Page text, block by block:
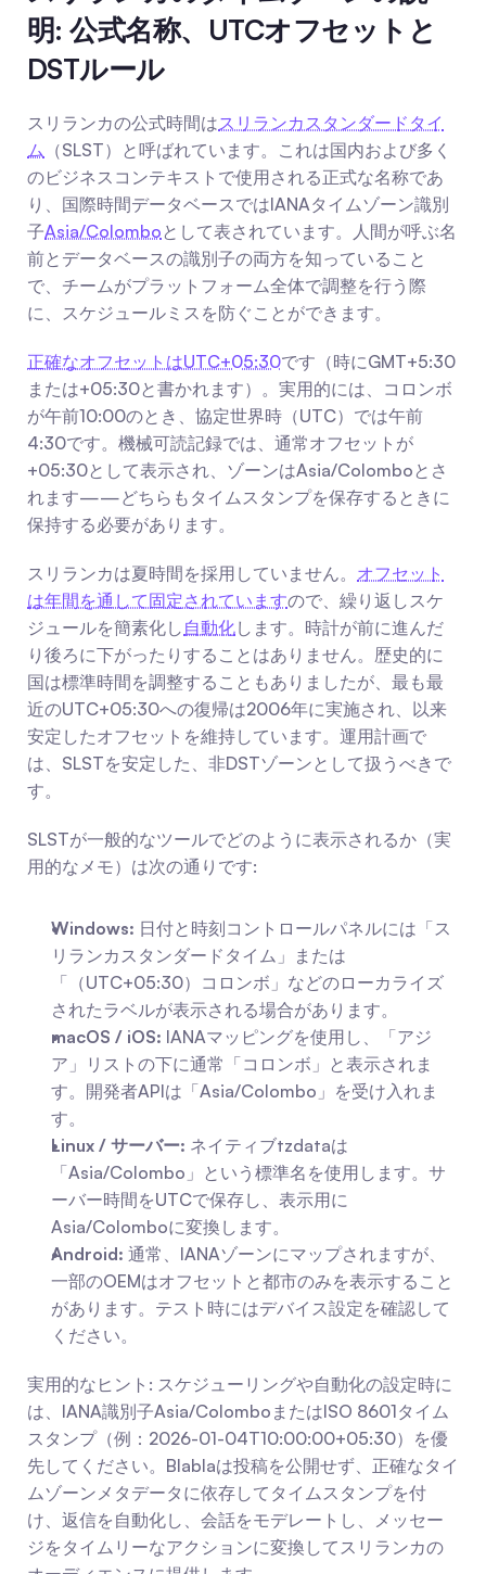
明: 公式名称、UTCオフセットと
DSTルール
スリランカの公式時間はスリランカスタンダードタイ
ム （SLST）と呼ばれています。これは国内および多く
のビジネスコンテキストで使用される正式な名称であ
り、国際時間データベースではIANAタイムゾーン識別
子Asia/Colombo として表されています。人間が呼ぶ名
前とデータベースの識別子の両方を知っていること
で、チームがプラットフォーム全体で調整を行う際
に、スケジュールミスを防ぐことができます。
正確なオフセットはUTC+05:30です（時にGMT+5:30
または+05:30と書かれます）。実用的には、コロンボ
が午前10:00のとき、協定世界時（UTC）では午前
4:30です。機械可読記録では、通常オフセットが
+05:30として表示され、ゾーンはAsia/Colomboとさ
れます——どちらもタイムスタンプを保存するときに
保持する必要があります。
スリランカは夏時間を採用していません。 オフセット
は年間を通して固定されていますので、繰り返しスケ
ジュールを簡素化し 自動化します。時計が前に進んだ
り後ろに下がったりすることはありません。歴史的に
国は標準時間を調整することもありましたが、最も最
近のUTC+05:30への復帰は2006年に実施され、以来
安定したオフセットを維持しています。運用計画で
は、SLSTを安定した、非DSTゾーンとして扱うべきで
す。
SLSTが一般的なツールでどのように表示されるか（実
用的なメモ）は次の通りです:
Windows: 日付と時刻コントロールパネルには「ス
リランカスタンダードタイム」または
「（UTC+05:30）コロンボ」などのローカライズ
されたラベルが表示される場合があります。
macOS / iOS: IANAマッピングを使用し、「アジ
ア」リストの下に通常「コロンボ」と表示されま
す。開発者APIは「Asia/Colombo」を受け入れま
す。
Linux / サーバー: ネイティブtzdataは
「Asia/Colombo」という標準名を使用します。サ
ーバー時間をUTCで保存し、表示用に
Asia/Colomboに変換します。
Android: 通常、IANAゾーンにマップされますが、
一部のOEMはオフセットと都市のみを表示すること
があります。テスト時にはデバイス設定を確認して
ください。
実用的なヒント: スケジューリングや自動化の設定時に
は、IANA識別子Asia/ColomboまたはISO 8601タイム
スタンプ（例：2026-01-04T10:00:00+05:30）を優
先してください。Blablaは投稿を公開せず、正確なタイ
ムゾーンメタデータに依存してタイムスタンプを付
け、返信を自動化し、会話をモデレートし、メッセー
ジをタイムリーなアクションに変換してスリランカの